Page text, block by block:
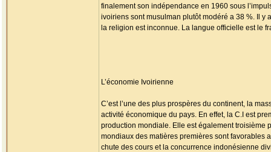
finalement son indépendance en 1960 sous
ivoiriens sont musulman plutôt modéré a 38 %. Il y
la religion est inconnue. La langue officielle est le
L’économie Ivoirienne
C’est l’une des plus prospères du continent, la
activité économique du pays. En effet, la C.I est
production mondiale. Elle est également troisième
mondiaux des matières premières sont favorables
chute des cours et la concurrence indonésienne